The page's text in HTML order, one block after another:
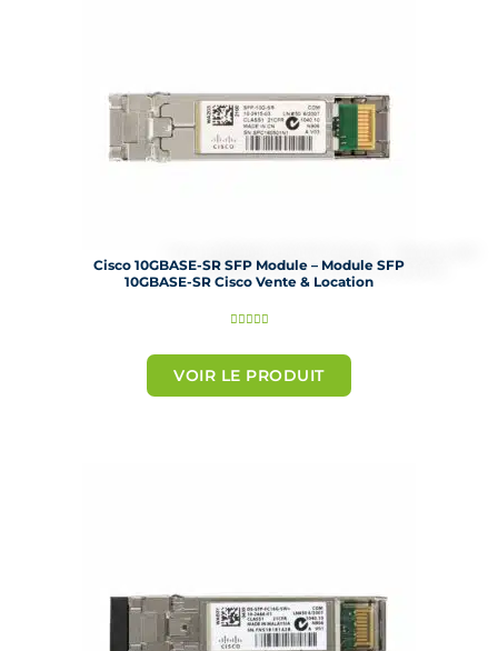
Cisco 10GBASE-SR SFP Module – Module SFP
10GBASE-SR Cisco Vente & Location
    N
t
é
VOIR LE PRODUIT